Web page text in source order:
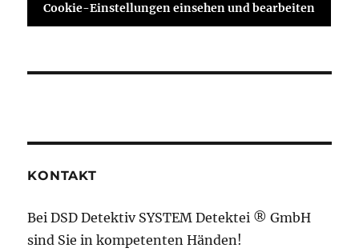
Cookie-Einstellungen einsehen und bearbeiten
KONTAKT
Bei DSD Detektiv SYSTEM Detektei ® GmbH
sind Sie in kompetenten Händen!